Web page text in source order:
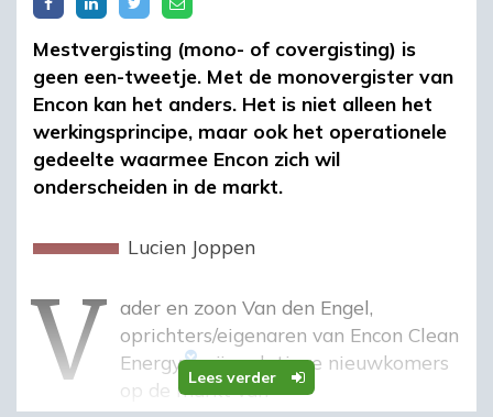
Lees verder
Mestvergisting (mono- of covergisting) is
geen een-tweetje. Met de monovergister van
Encon kan het anders. Het is niet alleen het
werkingsprincipe, maar ook het operationele
gedeelte waarmee Encon zich wil
onderscheiden in de markt.
Lucien Joppen
v
Vader en zoon Van den Engel,
oprichters/eigenaren van Encon Clean
Energy
, zijn relatieve nieuwkomers
op de markt van